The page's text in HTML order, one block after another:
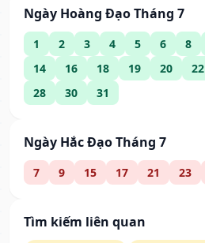
Ngày Hoàng Đạo Tháng 7
1 2 3 4 5 6 8
14
16 18 19 20 22
28
30 31
Ngày Hắc Đạo Tháng 7
7 9 15 17 21 23
Tìm kiếm liên quan